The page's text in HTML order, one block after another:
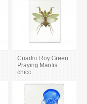
Cuadro Roy Green
Praying Mantis
chico